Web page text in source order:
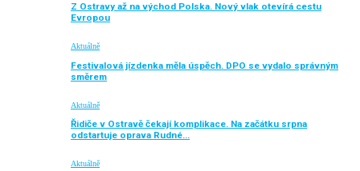
Z Ostravy až na východ Polska. Nový vlak otevírá cestu
Evropou
Aktuálně
Festivalová jízdenka měla úspěch. DPO se vydalo správným
směrem
Aktuálně
Řidiče v Ostravě čekají komplikace. Na začátku srpna
odstartuje oprava Rudné…
Aktuálně